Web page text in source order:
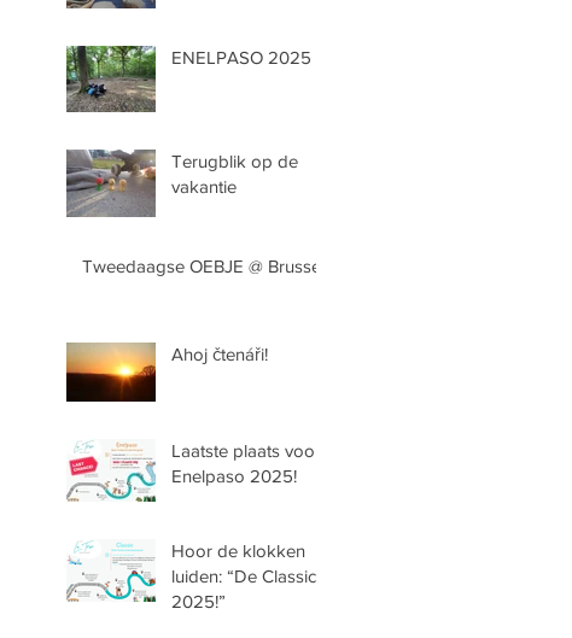
ENELPASO 2025
Terugblik op de
vakantie
Tweedaagse OEBJE @ Brussel
Ahoj čtenáři!
Laatste plaats voor
Enelpaso 2025!
Hoor de klokken
luiden: “De Classic
2025!”